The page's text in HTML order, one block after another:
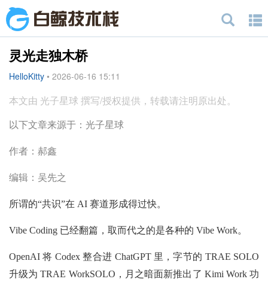
灵光走独木桥
HelloKitty • 2026-06-16 15:11
本文由 光子星球 撰写/授权提供，转载请注明原出处。
以下文章来源于：光子星球
作者：郝鑫
编辑：吴先之
所谓的“共识”在 AI 赛道形成得过快。
Vibe Coding 已经翻篇，取而代之的是各种的 Vibe Work。
OpenAI 将 Codex 整合进 ChatGPT 里，字节的 TRAE SOLO
升级为 TRAE WorkSOLO，月之暗面新推出了 Kimi Work 功